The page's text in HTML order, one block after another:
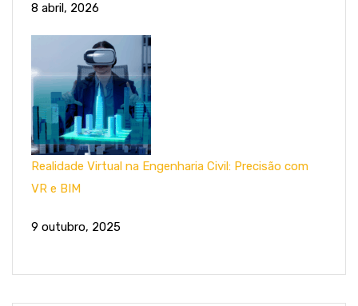
8 abril, 2026
Realidade Virtual na Engenharia Civil: Precisão com
VR e BIM
9 outubro, 2025